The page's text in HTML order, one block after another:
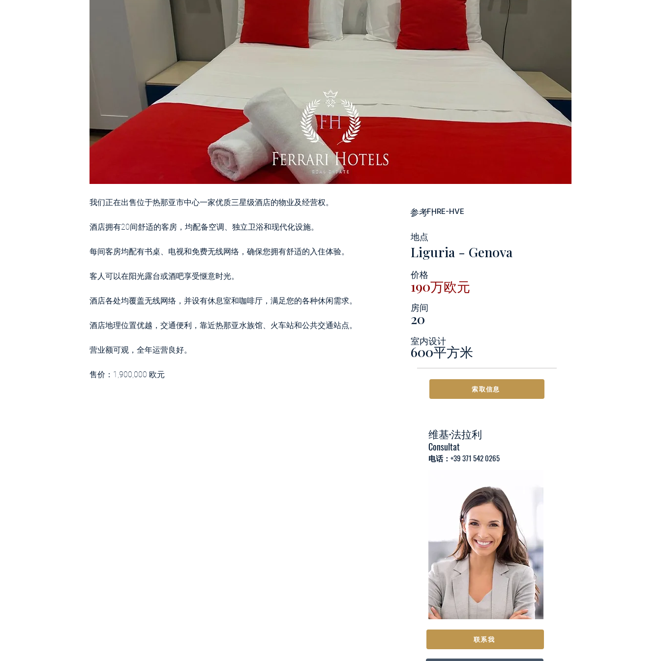
我们正在出售位于热那亚市中心一家优质三星级酒店的物业及经营权。
酒店拥有20间舒适的客房，均配备空调、独立卫浴和现代化设施。
每间客房均配有书桌、电视和免费无线网络，确保您拥有舒适的入住体验。
客人可以在阳光露台或酒吧享受惬意时光。
酒店各处均覆盖无线网络，并设有休息室和咖啡厅，满足您的各种休闲需求。
酒店地理位置优越，交通便利，靠近热那亚水族馆、火车站和公共交通站点。
营业额可观，全年运营良好。
售价：1,900,000 欧元
参考：FHRE-HVE
地点
Liguria - Genova
价格
190万欧元
房间
20
室内设计
600平方米
索取信息
维基·法拉利
Consultat
电话：+39 371 542 0265
联系我